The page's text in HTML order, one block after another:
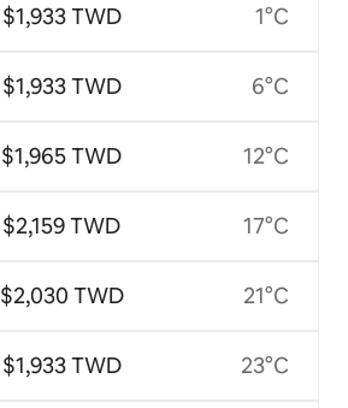
$1,933 TWD
$1,933 TWD
$1,965 TWD
$2,159 TWD
$2,030 TWD
$1,933 TWD
1°C
6°C
12°C
17°C
21°C
23°C